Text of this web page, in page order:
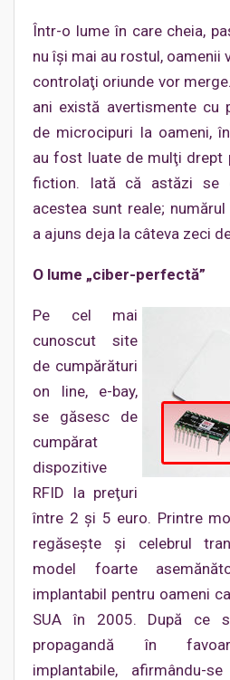
Într-o lume în care cheia,
nu îşi mai au rostul, oamenii
controlaţi oriunde vor
ani există avertismente cu
de microcipuri la oameni,
au fost luate de mulţi drept
fiction. Iată că astăzi se
acestea sunt reale;
a ajuns deja la câteva zeci
O lume „ciber-perfectă”
Pe cel mai
cunoscut site
de cumpărături
on line, e-bay,
se găsesc de
cumpărat
dispozitive
RFID la preţuri
între 2 şi 5 euro. Printre
regăseşte şi celebrul
model foarte
implantabil pentru oameni
SUA în 2005. După ce
propagandă în
implantabile, afirmându-